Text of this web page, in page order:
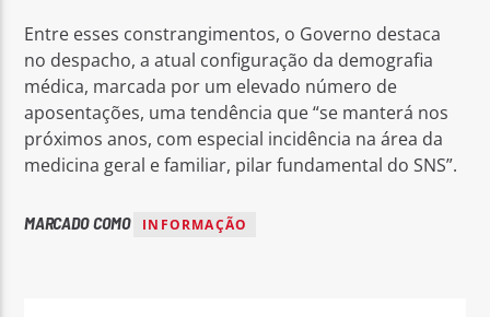
Entre esses constrangimentos, o Governo destaca
no despacho, a atual configuração da demografia
médica, marcada por um elevado número de
aposentações, uma tendência que “se manterá nos
próximos anos, com especial incidência na área da
medicina geral e familiar, pilar fundamental do SNS”.
MARCADO COMO INFORMAÇÃO